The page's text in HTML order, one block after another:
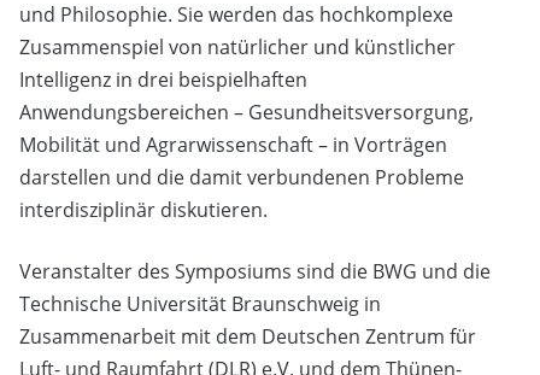
und Philosophie. Sie werden das hochkomplexe
Zusammenspiel von natürlicher und künstlicher
Intelligenz in drei beispielhaften
Anwendungsbereichen – Gesundheitsversorgung,
Mobilität und Agrarwissenschaft – in Vorträgen
darstellen und die damit verbundenen Probleme
interdisziplinär diskutieren.
Veranstalter des Symposiums sind die BWG und die
Technische Universität Braunschweig in
Zusammenarbeit mit dem Deutschen Zentrum für
Luft- und Raumfahrt (DLR) e.V. und dem Thünen-